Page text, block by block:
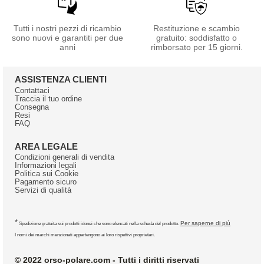
Tutti i nostri pezzi di ricambio
sono nuovi e garantiti per due
anni
Restituzione e scambio
gratuito: soddisfatto o
rimborsato per 15 giorni.
ASSISTENZA CLIENTI
Contattaci
Traccia il tuo ordine
Consegna
Resi
FAQ
AREA LEGALE
Condizioni generali di vendita
Informazioni legali
Politica sui Cookie
Pagamento sicuro
Servizi di qualità
* Spedizione gratuita sui prodotti idonei che sono elencati nella scheda del prodotto. Per saperne di più
I nomi dei marchi menzionati appartengono ai loro rispettivi proprietari.
© 2022 orso-polare.com - Tutti i diritti riservati